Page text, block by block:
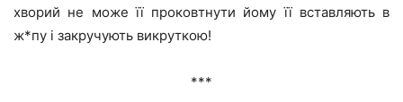
хворий не може її проковтнути йому її вставляють в
ж*пу і закручують викруткою!
***